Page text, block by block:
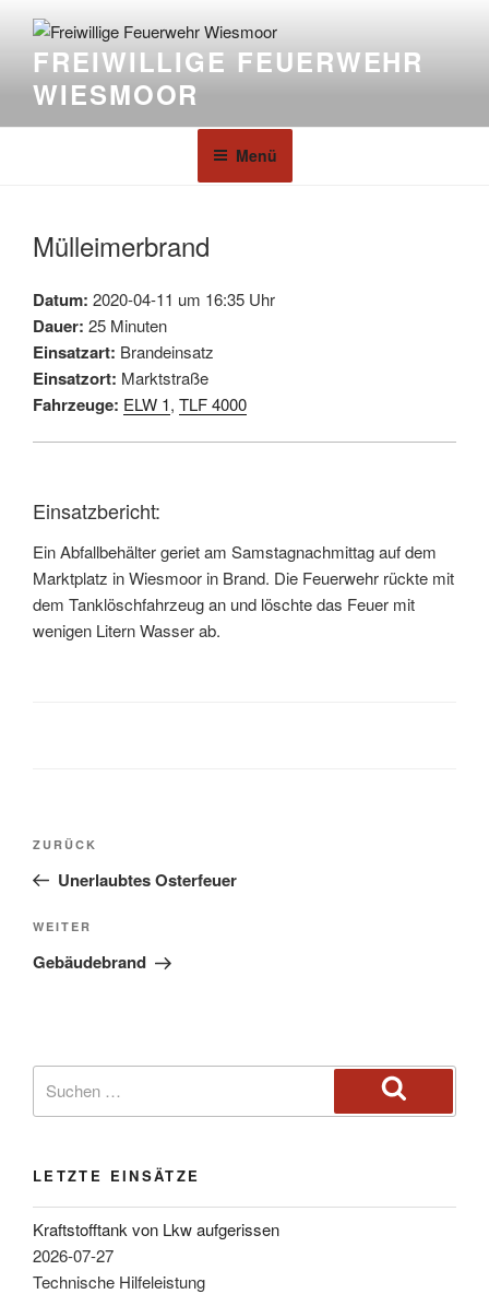
FREIWILLIGE FEUERWEHR
WIESMOOR
Menü
Mülleimerbrand
Datum: 2020-04-11 um 16:35 Uhr
Dauer: 25 Minuten
Einsatzart: Brandeinsatz
Einsatzort: Marktstraße
Fahrzeuge: ELW 1, TLF 4000
Einsatzbericht:
Ein Abfallbehälter geriet am Samstagnachmittag auf dem
Marktplatz in Wiesmoor in Brand. Die Feuerwehr rückte mit
dem Tanklöschfahrzeug an und löschte das Feuer mit
wenigen Litern Wasser ab.
ZURÜCK
Unerlaubtes Osterfeuer
WEITER
Gebäudebrand
LETZTE EINSÄTZE
Kraftstofftank von Lkw aufgerissen
2026-07-27
Technische Hilfeleistung